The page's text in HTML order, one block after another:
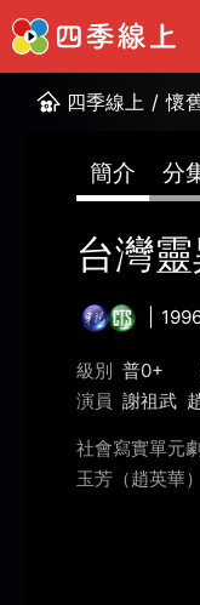
四季線上 / 懷
簡介 分
台灣
級別 普0+
演員 謝祖武
社會寫實單元
玉芳（趙英華